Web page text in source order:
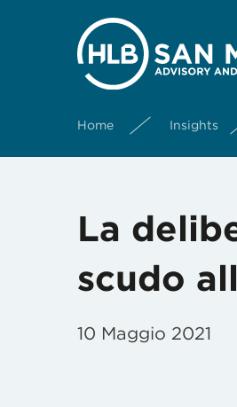
Home Insights
La
scudo
10 Maggio 2021